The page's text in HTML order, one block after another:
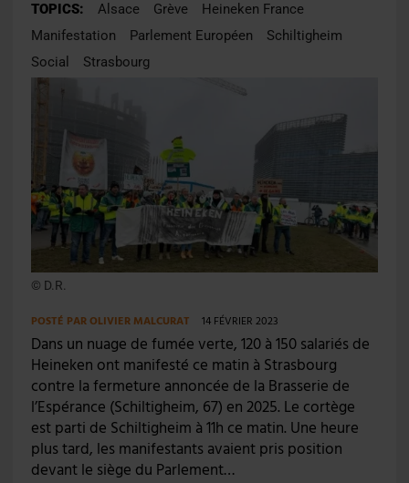
TOPICS: Alsace Grève
Heineken France
Manifestation
Parlement Européen
Schiltigheim
Social
Strasbourg
© D.R.
POSTÉ PAROLIVIER MALCURAT 14 FÉVRIER 2023
Dans un nuage de fumée verte, 120 à 150 salariés de
Heineken ont manifesté ce matin à Strasbourg
contre la fermeture annoncée de la Brasserie de
l’Espérance (Schiltigheim, 67) en 2025. Le cortège
est parti de Schiltigheim à 11h ce matin. Une heure
plus tard, les manifestants avaient pris position
devant le siège du Parlement…